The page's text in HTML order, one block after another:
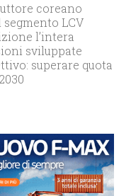
coreano
LCV
l’intera
sviluppate
superare quota